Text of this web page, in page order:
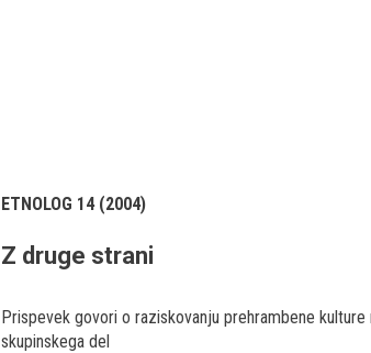
ETNOLOG 14 (2004)
Z druge strani
Prispevek govori o raziskovanju prehrambene kulture
skupinskega del